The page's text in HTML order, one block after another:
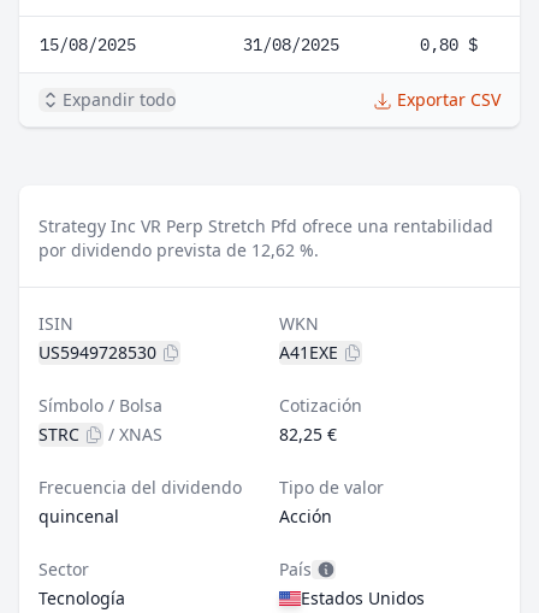
15/08/2025 31/08/2025 0,80 $
Expandir todo Exportar CSV
Strategy Inc VR Perp Stretch Pfd ofrece una rentabilidad
por dividendo prevista de 12,62 %.
ISIN
US5949728530
WKN
A41EXE
Símbolo / Bolsa
STRC
/ XNAS
Cotización
82,25 €
Frecuencia del dividendo
quincenal
Tipo de valor
Acción
Sector
Tecnología
País
Estados Unidos